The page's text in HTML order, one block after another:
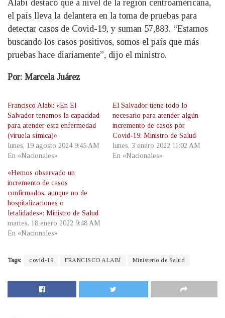
Alabí destacó que a nivel de la región centroamericana,
el país lleva la delantera en la toma de pruebas para
detectar casos de Covid-19, y suman 57,883. “Estamos
buscando los casos positivos, somos el país que más
pruebas hace diariamente”, dijo el ministro.
Por: Marcela Juárez
Francisco Alabi: «En El
Salvador tenemos la capacidad
para atender esta enfermedad
(viruela símica)»
lunes, 19 agosto 2024 9:45 AM
En «Nacionales»
El Salvador tiene todo lo
necesario para atender algún
incremento de casos por
Covid-19: Ministro de Salud
lunes, 3 enero 2022 11:02 AM
En «Nacionales»
«Hemos observado un
incremento de casos
confirmados, aunque no de
hospitalizaciones o
letalidades»: Ministro de Salud
martes, 18 enero 2022 9:48 AM
En «Nacionales»
Tags: covid-19 FRANCISCO ALABÍ Ministerio de Salud